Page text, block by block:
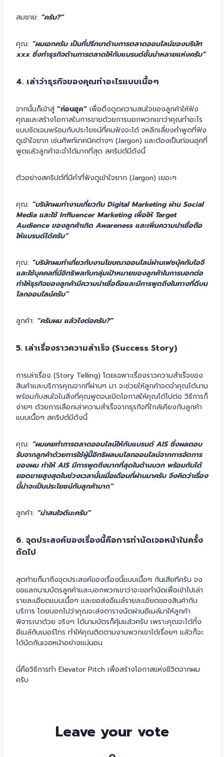
สมชาย: “ครับ?”
คุณ: “ผมเอกครับ เป็นที่ปรึกษาด้านการตลาดออนไลน์ของบริษัท
xxx ซึ่งทำธุรกิจด้านการตลาดให้กับแบรนด์ชั้นนำหลายแห่งครับ”
4. เล่าว่าธุรกิจของคุณทำอะไรแบบเนื้อๆ
จากนั้นก็เข้าสู่ “ท่อนฮุค” เพื่อดึงดูดความสนใจของลูกค้าให้ฟัง
คุณและสร้างโอกาสในการขายด้วยการบอกพวกเขาว่าคุณทำอะไร
แบบชัดเจนพร้อมกับประโยชน์ที่คนฟังจะได้ จหลีกเลี่ยงคำพูดที่ฟัง
ดูเข้าใจยาก เช่นศัพท์เทคนิคต่างๆ (Jargon) และต้องเป็นท่อนฮุคที่
พูดแล้วลูกค้าจะจำได้มากที่สุด สคริปต์มีดังนี้
ตัวอย่างสคริปต์ที่มีคำที่ฟังดูเข้าใจยาก (Jargon) เยอะๆ
คุณ: “บริษัทผมทำงานเกี่ยวกับ Digital Marketing ผ่าน Social
Media และใช้ Influencer Marketing เพื่อให้ Target
Audience ของลูกค้าเกิด Awareness และเพิ่มความน่าเชื่อถือ
ให้แบรนด์ได้ครับ”
คุณ: “บริษัทผมทำเกี่ยวกับงานโฆษณาออนไลน์ผ่านเฟซบุ้คกับไอจี
และใช้บุคคลที่มีอิทธิพลกับกลุ่มเป้าหมายของลูกค้าในการบอกต่อ
ทำให้ธุรกิจของลูกค้ามีความน่าเชื่อถือและมีการพูดถึงในทางที่ดีบน
โลกออนไลน์ครับ”
ลูกค้า: “ครับผม แล้วไงต่อครับ?”
5. เล่าเรื่องราวความสำเร็จ (Success Story)
การเล่าเรื่อง (Story Telling) โดยเฉพาะเรื่องราวความสำเร็จของ
สินค้าและบริการคุณจากที่ผ่านๆ มา จะช่วยให้ลูกค้าจดจำคุณได้นาน
พร้อมกับสนใจในสิ่งที่คุณพูดจนเปิดโอกาสให้คุณได้ไปต่อ วิธีการก็
ง่ายๆ ด้วยการเลือกเล่าความสำเร็จจากธุรกิจที่ใกล้เคียงกับลูกค้า
แบบเนื้อๆ สคริปต์มีดังนี้
คุณ: “ผมเคยทำการตลาดออนไลน์ให้กับแบรนด์ AIS ซึ่งผลตอบ
รับจากลูกค้าด้วยการใช้ผู้มีิอิทธิผลบนโลกออนไลน์จากการจัดการ
ของผม ทำให้ AIS มีการพูดถึงมากที่สุดในด้านบวก พร้อมกับได้
ยอดขายสูงสุดในช่วงเวลานั้นเมื่อเดือนที่ผ่านมาครับ จึงคิดว่าเรื่อง
นี้น่าจะเป็นประโยชน์กับลูกค้ามาก”
ลูกค้า: “น่าสนใจดีนะครับ”
6. จุดประสงค์ของเรื่องนี้คือการทำนัดเจอหน้าในครั้ง
ถัดไป
สุดท้ายก็มาถึงจุดประสงค์ของเรื่องนี้แบบเนื้อๆ กันเสียทีครับ จง
ขอแลกนามบัตรลูกค้าและบอกพวกเขาว่าจะขอทำนัดเพื่อเข้าไปเล่า
รายละเอียดแบบเนื้อๆ และขอส่งอีเมล์รายละเอียดของสินค้ากับ
บริการ โดยบอกไปว่าคุณจะส่งตารางนัดผ่านอีเมล์มาให้ลูกค้า
พิจารณาด้วย จริงๆ ได้นามบัตรก็คุ้มแล้วครับ เพราะคุณจะได้ทั้ง
อีเมล์กับเบอร์โทร ทำให้คุณติดตามงานพวกเขาได้เรื่อยๆ แล้วก็จะ
ได้นัดกันเจอหน้าอย่างแน่นอน
นี่คือวิธีการทำ Elevator Pitch เพื่อสร้างโอกาสแห่งชีวิตจากผม
ครับ
Leave your vote